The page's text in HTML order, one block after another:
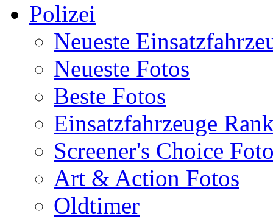
Polizei
Neueste
Neueste Fotos
Beste Fotos
Einsatzfahrzeuge
Screener's Choice
Art & Action Fotos
Oldtimer